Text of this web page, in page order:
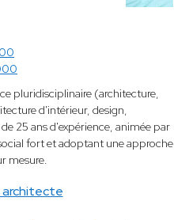
architecte
pluridisciplinaire (architecture,
d'intérieur, design,
25 ans d'expérience, animée par
fort et adoptant une approche
mesure.